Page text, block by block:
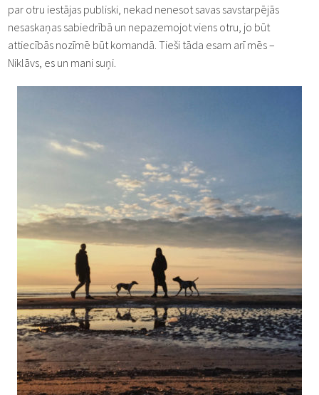
par otru iestājas publiski, nekad nenesot savas savstarpējās
nesaskaņas sabiedrībā un nepazemojot viens otru, jo būt
attiecībās nozīmē būt komandā. Tieši tāda esam arī mēs –
Niklāvs, es un mani suņi.